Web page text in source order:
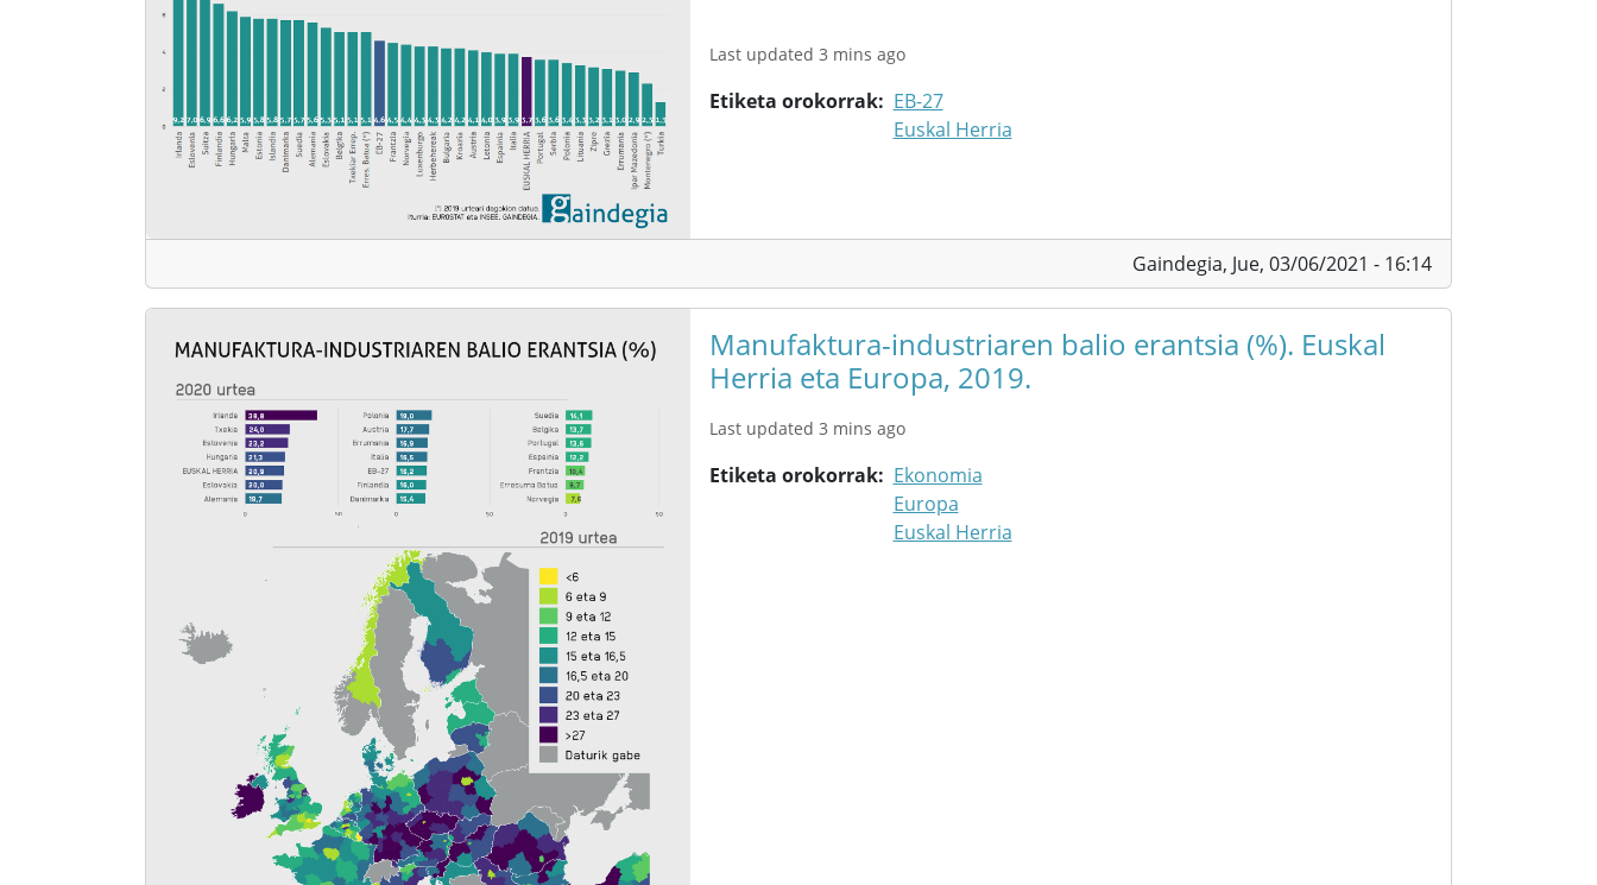
Last updated 3 mins ago
Etiketa orokorrak
EB-27
Euskal Herria
Gaindegia, Jue, 03/06/2021 - 16:14
Manufaktura-industriaren balio erantsia (%). Euskal
Herria eta Europa, 2019.
Last updated 3 mins ago
Etiketa orokorrak
Ekonomia
Europa
Euskal Herria